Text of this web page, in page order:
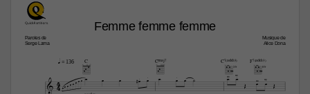
Femme femme femme
Paroles de
Serge Lama
Musique de
Alice Dona
C CŒ„Š7
3fr
C7(„ˆˆ13)
8fr
F7(„ˆˆ13)
q = 136
4
4
     
  

    
       
   